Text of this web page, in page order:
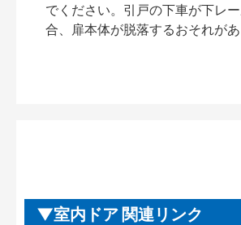
でください。引戸の下車が下レ
合、扉本体が脱落するおそれがあ
室内ドア 関連リンク